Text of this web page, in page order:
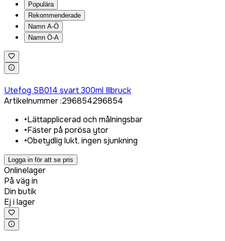
Populära
Rekommenderade
Namn A-Ö
Namn Ö-A
Utefog SB014 svart 300ml Illbruck
Artikelnummer:296854296854
•Lättapplicerad och målningsbar
•Fäster på porösa ytor
•Obetydlig lukt, ingen sjunkning
Logga in för att se pris
Onlinelager
På väg in
Din butik
Ej i lager